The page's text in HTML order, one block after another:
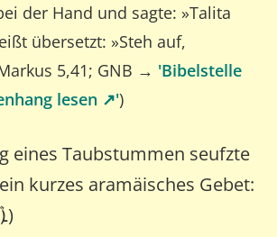
der Hand und sagte: »Talita
übersetzt: »Steh auf,
5,41; GNB → 'Bibelstelle
lesen ↗️')
eines Taubstummen seufzte
kurzes aramäisches Gebet:
„Effata“ (ܐܶܬ݂ܦܰܬ݂ܰܚ)